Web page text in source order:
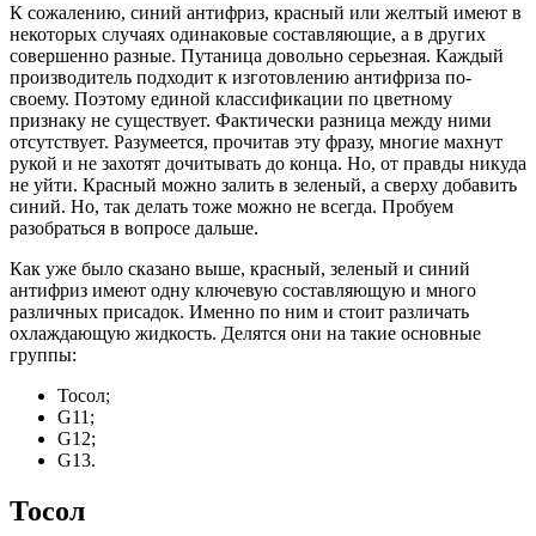
К сожалению, синий антифриз, красный или желтый имеют в
некоторых случаях одинаковые составляющие, а в других
совершенно разные. Путаница довольно серьезная. Каждый
производитель подходит к изготовлению антифриза по-
своему. Поэтому единой классификации по цветному
признаку не существует. Фактически разница между ними
отсутствует. Разумеется, прочитав эту фразу, многие махнут
рукой и не захотят дочитывать до конца. Но, от правды никуда
не уйти. Красный можно залить в зеленый, а сверху добавить
синий. Но, так делать тоже можно не всегда. Пробуем
разобраться в вопросе дальше.
Как уже было сказано выше, красный, зеленый и синий
антифриз имеют одну ключевую составляющую и много
различных присадок. Именно по ним и стоит различать
охлаждающую жидкость. Делятся они на такие основные
группы:
Тосол;
G11;
G12;
G13.
Тосол